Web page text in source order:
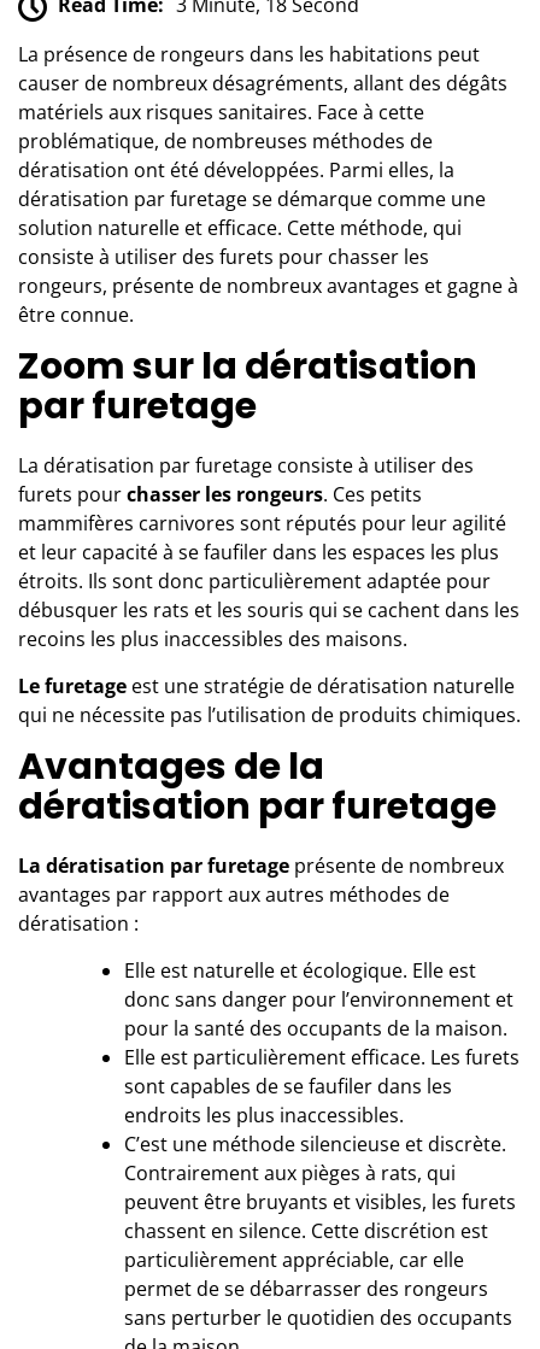
La présence de rongeurs dans les habitations peut
causer de nombreux désagréments, allant des dégâts
matériels aux risques sanitaires. Face à cette
problématique, de nombreuses méthodes de
dératisation ont été développées. Parmi elles, la
dératisation par furetage se démarque comme une
solution naturelle et efficace. Cette méthode, qui
consiste à utiliser des furets pour chasser les
rongeurs, présente de nombreux avantages et gagne à
être connue.
Zoom sur la dératisation
par furetage
La dératisation par furetage consiste à utiliser des
furets pourchasser les rongeurs. Ces petits
mammifères carnivores sont réputés pour leur agilité
et leur capacité à se faufiler dans les espaces les plus
étroits. Ils sont donc particulièrement adaptée pour
débusquer les rats et les souris qui se cachent dans les
recoins les plus inaccessibles des maisons.
Le furetage est une stratégie de dératisation naturelle
qui ne nécessite pas l’utilisation de produits chimiques.
Avantages de la
dératisation par furetage
La dératisation par furetage présente de nombreux
avantages par rapport aux autres méthodes de
dératisation :
Elle est naturelle et écologique. Elle est
donc sans danger pour l’environnement et
pour la santé des occupants de la maison.
Elle est particulièrement efficace. Les furets
sont capables de se faufiler dans les
endroits les plus inaccessibles.
C’est une méthode silencieuse et discrète.
Contrairement aux pièges à rats, qui
peuvent être bruyants et visibles, les furets
chassent en silence. Cette discrétion est
particulièrement appréciable, car elle
permet de se débarrasser des rongeurs
sans perturber le quotidien des occupants